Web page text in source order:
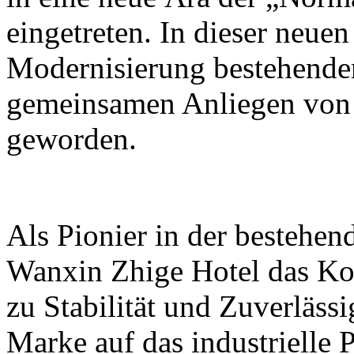
eingetreten. In dieser
Modernisierung
gemeinsamen Anliegen
geworden.
Als Pionier in der
Wanxin Zhige Hotel das
zu Stabilität und
Marke auf das industrielle